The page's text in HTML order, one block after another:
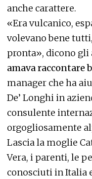
anche carattere.
«Era vulcanico,
volevano bene
pronta», dicono
amava raccontare
manager che ha
De’ Longhi in
consulente
orgogliosamente
Lascia la moglie
Vera, i parenti, le
conosciuti in Italia